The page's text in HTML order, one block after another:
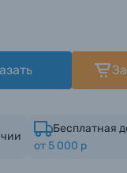
Бесплатная
от 5 000 р